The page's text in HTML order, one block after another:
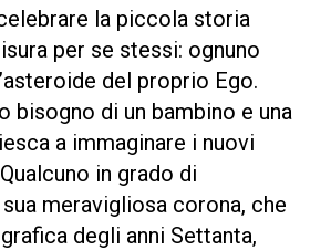
la piccola storia
per se stessi: ognuno
del proprio Ego.
bisogno di un bambino e una
a immaginare i nuovi
in grado di
meravigliosa corona, che
degli anni Settanta,